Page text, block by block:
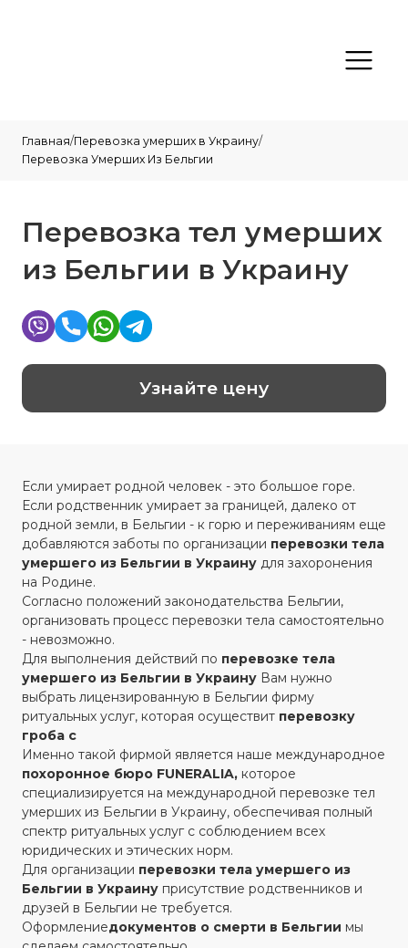
Главная/Перевозка умерших в Украину/
Перевозка Умерших Из Бельгии
Перевозка тел умерших
из Бельгии в Украину
Узнайте цену
Если умирает родной человек - это большое горе.
Если родственник умирает за границей, далеко от
родной земли, в Бельгии - к горю и переживаниям еще
добавляются заботы по организации перевозки тела
умершего из Бельгии в Украинудля захоронения
на Родине.
Согласно положений законодательства Бельгии,
организовать процесс перевозки тела самостоятельно
- невозможно.
Для выполнения действий по перевозке тела
умершего из Бельгии в УкраинуВам нужно
выбрать лицензированную в Бельгии фирму
ритуальных услуг, которая осуществит перевозку
гроба с
Именно такой фирмой является наше международное
похоронное бюро FUNERALIA, которое
специализируется на международной перевозке тел
умерших из Бельгии в Украину, обеспечивая полный
спектр ритуальных услуг с соблюдением всех
юридических и этических норм.
Для организации перевозки тела умершего из
Бельгии в Украинуприсутствие родственников и
друзей в Бельгии не требуется.
‍Оформлениедокументов о смерти в Бельгии мы